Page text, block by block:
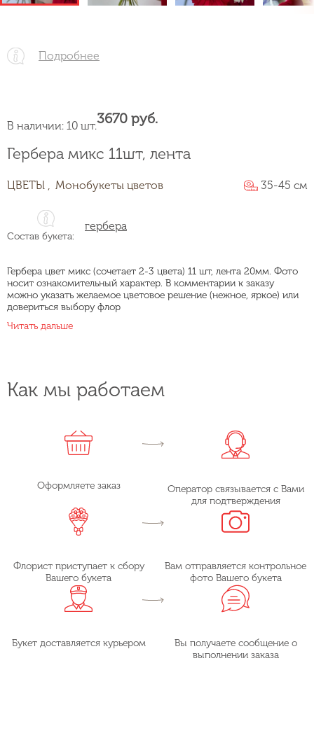
Подробнее
Гербера микс 11шт, лента
ЦВЕТЫ , Монобукеты цветов 35-45 см
Состав букета:
гербера
Гербера цвет микс (сочетает 2-3 цвета) 11 шт, лента 20мм. Фото
носит ознакомительный характер. В комментарии к заказу
можно указать желаемое цветовое решение (нежное, яркое) или
довериться выбору флор
Читать дальше
В наличии: 10 шт.3670 руб.
Как мы работаем
Оформляете заказ
Оператор связывается с Вами
для подтверждения
Флорист приступает к сбору
Вашего букета
Вам отправляется контрольное
фото Вашего букета
Букет доставляется курьером
Вы получаете сообщение о
выполнении заказа